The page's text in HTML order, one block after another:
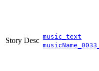
Story Desc music_text